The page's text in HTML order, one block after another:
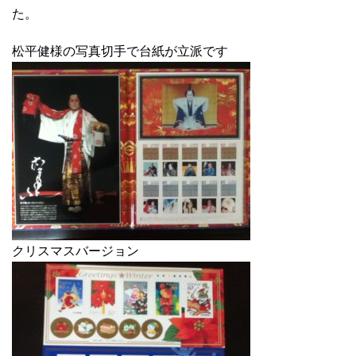
た。
松平健様の写真切手で台紙が立派です
クリスマスバージョン